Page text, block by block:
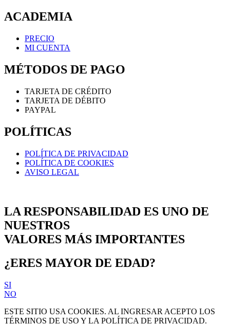
ACADEMIA
PRECIO
MI CUENTA
MÉTODOS DE PAGO
TARJETA DE CRÉDITO
TARJETA DE DÉBITO
PAYPAL
POLÍTICAS
POLÍTICA DE PRIVACIDAD
POLÍTICA DE COOKIES
AVISO LEGAL
LA RESPONSABILIDAD ES UNO DE
NUESTROS
VALORES MÁS IMPORTANTES
¿ERES MAYOR DE EDAD?
SI
NO
ESTE SITIO USA COOKIES. AL INGRESAR ACEPTO LOS
TÉRMINOS DE USO Y LA POLÍTICA DE PRIVACIDAD.